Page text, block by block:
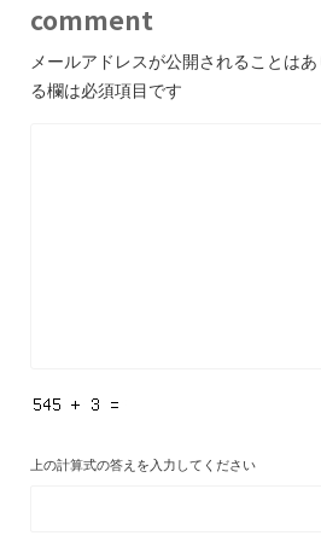
comment
メールアドレスが公開されることはあ
る欄は必須項目です
上の計算式の答えを入力してください